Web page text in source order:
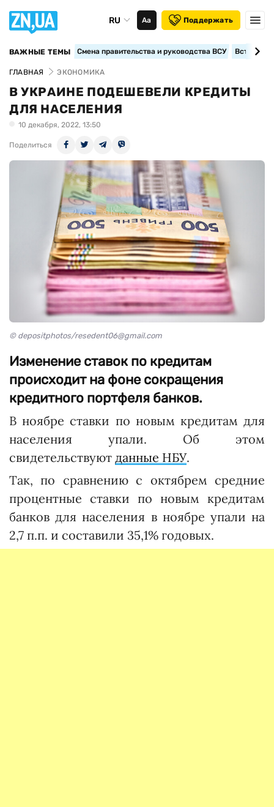
RU Аа Поддержать
ВАЖНЫЕ ТЕМЫ Смена правительства и руководства ВСУ
ГЛАВНАЯ ЭКОНОМИКА
В УКРАИНЕ ПОДЕШЕВЕЛИ КРЕДИТЫ
ДЛЯ НАСЕЛЕНИЯ
10 декабря, 2022, 13:50
Поделиться
© depositphotos/resedent06@gmail.com
Изменение ставок по кредитам
происходит на фоне сокращения
кредитного портфеля банков.
В ноябре ставки по новым кредитам для
населения упали. Об этом
свидетельствуют данные НБУ.
Так, по сравнению с октябрем средние
процентные ставки по новым кредитам
банков для населения в ноябре упали на
2,7 п.п. и составили 35,1% годовых.